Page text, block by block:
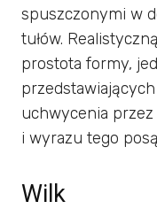
spuszczonymi w
tułów.
prostota formy,
uchwycenia
i wyrazu tego
Wilk